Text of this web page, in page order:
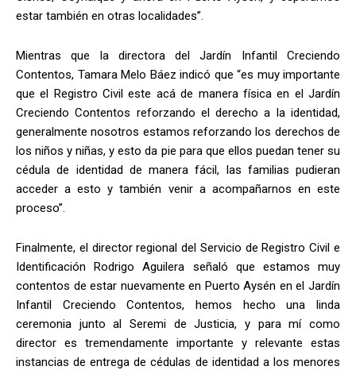
estar también en otras localidades”.
Mientras que la directora del Jardín Infantil Creciendo
Contentos, Tamara Melo Báez indicó que “es muy importante
que el Registro Civil este acá de manera física en el Jardín
Creciendo Contentos reforzando el derecho a la identidad,
generalmente nosotros estamos reforzando los derechos de
los niños y niñas, y esto da pie para que ellos puedan tener su
cédula de identidad de manera fácil, las familias pudieran
acceder a esto y también venir a acompañarnos en este
proceso”.
Finalmente, el director regional del Servicio de Registro Civil e
Identificación Rodrigo Aguilera señaló que estamos muy
contentos de estar nuevamente en Puerto Aysén en el Jardín
Infantil Creciendo Contentos, hemos hecho una linda
ceremonia junto al Seremi de Justicia, y para mí como
director es tremendamente importante y relevante estas
instancias de entrega de cédulas de identidad a los menores